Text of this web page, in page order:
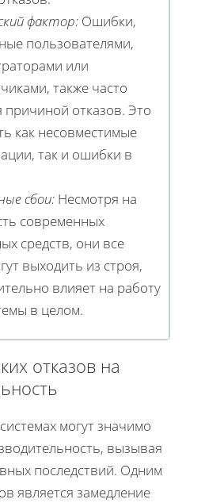
фактор: Ошибки,
пользователями,
или
также часто
причиной отказов. Это
как несовместимые
так и ошибки в
сбои: Несмотря на
современных
средств, они все
выходить из строя,
влияет на работу
в целом.
отказов на
могут значимо
вызывая
последствий. Одним
является замедление